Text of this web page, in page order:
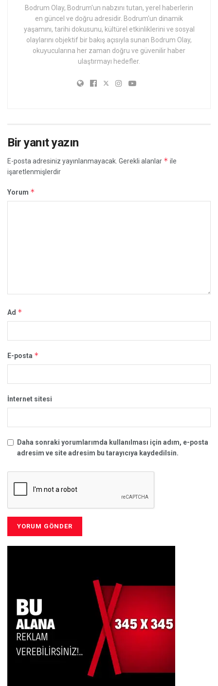
Bodrum Olay, Bodrum'un nabzını tutan, yerel haberlerin
en güncel ve doğru adresidir. Bodrum'un dinamik
yaşamını, tarihi dokusunu, kültürel etkinliklerini ve sosyal
olaylarını objektif bir bakış açısıyla sunan Bodrum Olay,
okuyucularına her zaman doğru ve güvenilir haber
ulaştırmayı hedefler.
Bir yanıt yazın
E-posta adresiniz yayınlanmayacak. Gerekli alanlar * ile
işaretlenmişlerdir
Yorum *
Ad *
E-posta *
İnternet sitesi
Daha sonraki yorumlarımda kullanılması için adım, e-posta
adresim ve site adresim bu tarayıcıya kaydedilsin.